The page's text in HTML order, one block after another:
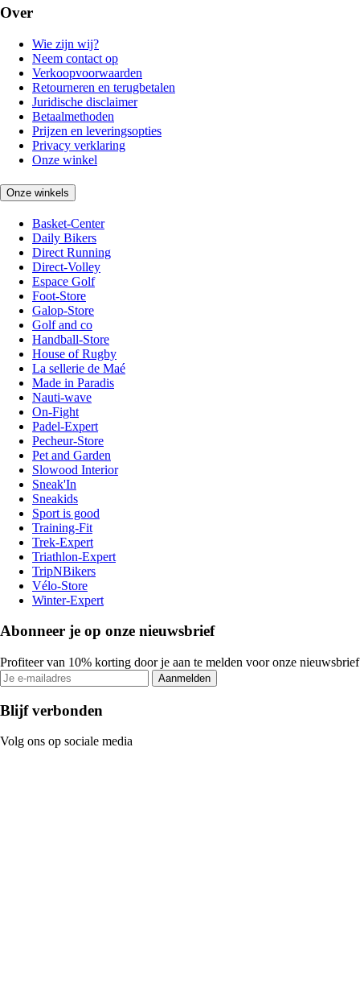
Over
Wie zijn wij?
Neem contact op
Verkoopvoorwaarden
Retourneren en terugbetalen
Juridische disclaimer
Betaalmethoden
Prijzen en leveringsopties
Privacy verklaring
Onze winkel
Onze winkels
Basket-Center
Daily Bikers
Direct Running
Direct-Volley
Espace Golf
Foot-Store
Galop-Store
Golf and co
Handball-Store
House of Rugby
La sellerie de Maé
Made in Paradis
Nauti-wave
On-Fight
Padel-Expert
Pecheur-Store
Pet and Garden
Slowood Interior
Sneak'In
Sneakids
Sport is good
Training-Fit
Trek-Expert
Triathlon-Expert
TripNBikers
Vélo-Store
Winter-Expert
Abonneer je op onze nieuwsbrief
Profiteer van 10% korting door je aan te melden voor onze nieuwsbrief
Aanmelden
Blijf verbonden
Volg ons op sociale media